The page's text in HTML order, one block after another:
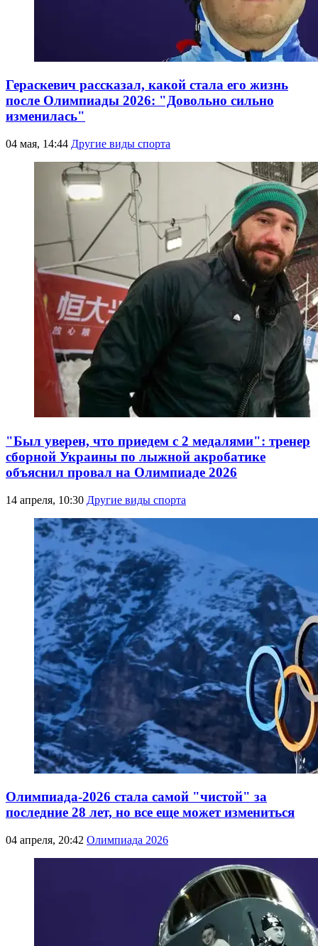
Гераскевич рассказал, какой стала его жизнь
после Олимпиады 2026: "Довольно сильно
изменилась"
04 мая, 14:44 Другие виды спорта
"Был уверен, что приедем с 2 медалями": тренер
сборной Украины по лыжной акробатике
объяснил провал на Олимпиаде 2026
14 апреля, 10:30 Другие виды спорта
Олимпиада-2026 стала самой "чистой" за
последние 28 лет, но все еще может измениться
04 апреля, 20:42 Олимпиада 2026